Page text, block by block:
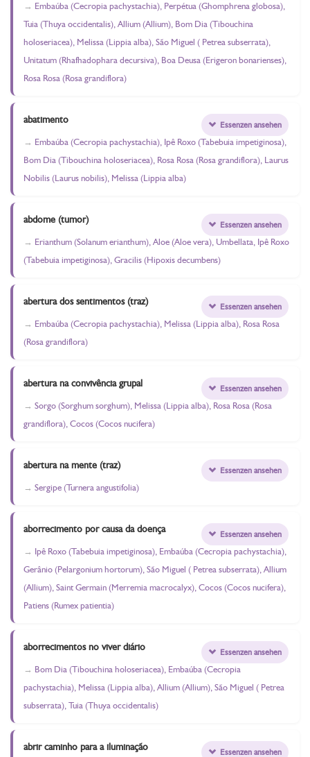
Embaúba (Cecropia pachystachia), Perpétua (Ghomphrena globosa),
Tuia (Thuya occidentalis), Allium (Allium), Bom Dia (Tibouchina
holoseriacea), Melissa (Lippia alba), São Miguel ( Petrea subserrata),
Unitatum (Rhafhadophara decursiva), Boa Deusa (Erigeron bonarienses),
Rosa Rosa (Rosa grandiflora)
abatimento
Embaúba (Cecropia pachystachia), Ipê Roxo (Tabebuia impetiginosa),
Bom Dia (Tibouchina holoseriacea), Rosa Rosa (Rosa grandiflora), Laurus
Nobilis (Laurus nobilis), Melissa (Lippia alba)
Essenzen ansehen
abdome (tumor)
Erianthum (Solanum erianthum), Aloe (Aloe vera), Umbellata, Ipê Roxo
(Tabebuia impetiginosa), Gracilis (Hipoxis decumbens)
Essenzen ansehen
abertura dos sentimentos (traz)
Embaúba (Cecropia pachystachia), Melissa (Lippia alba), Rosa Rosa
(Rosa grandiflora)
Essenzen ansehen
abertura na convivência grupal
Sorgo (Sorghum sorghum), Melissa (Lippia alba), Rosa Rosa (Rosa
grandiflora), Cocos (Cocos nucifera)
Essenzen ansehen
abertura na mente (traz)
Sergipe (Turnera angustifolia)
Essenzen ansehen
aborrecimento por causa da doença
Ipê Roxo (Tabebuia impetiginosa), Embaúba (Cecropia pachystachia),
Gerânio (Pelargonium hortorum), São Miguel ( Petrea subserrata), Allium
(Allium), Saint Germain (Merremia macrocalyx), Cocos (Cocos nucifera),
Patiens (Rumex patientia)
Essenzen ansehen
aborrecimentos no viver diário
Bom Dia (Tibouchina holoseriacea), Embaúba (Cecropia
pachystachia), Melissa (Lippia alba), Allium (Allium), São Miguel ( Petrea
subserrata), Tuia (Thuya occidentalis)
Essenzen ansehen
abrir caminho para a iluminação Essenzen ansehen